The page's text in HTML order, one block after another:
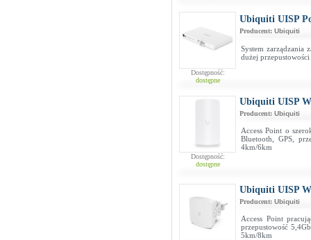
Dostępność:
dostępne
Ubiquiti UISP
Producent: Ubiquiti
System zarządzania
dużej przepustowości
Dostępność:
dostępne
Ubiquiti UISP
Producent: Ubiquiti
Access Point o
Bluetooth, GPS,
4km/6km
Ubiquiti UISP
Producent: Ubiquiti
Access Point
przepustowość
5km/8km